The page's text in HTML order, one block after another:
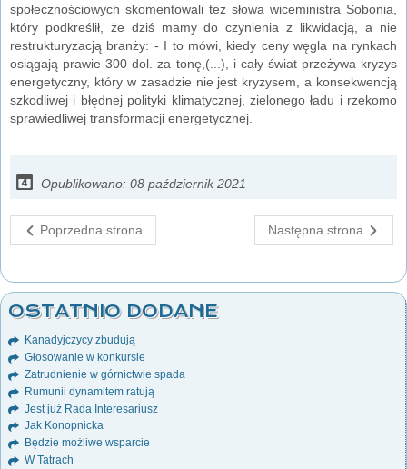
społecznościowych skomentowali też słowa wiceministra Sobonia,
który podkreślił, że dziś mamy do czynienia z likwidacją, a nie
restrukturyzacją branży: - I to mówi, kiedy ceny węgla na rynkach
osiągają prawie 300 dol. za tonę,(...), i cały świat przeżywa kryzys
energetyczny, który w zasadzie nie jest kryzysem, a konsekwencją
szkodliwej i błędnej polityki klimatycznej, zielonego ładu i rzekomo
sprawiedliwej transformacji energetycznej.
Opublikowano: 08 październik 2021
Poprzedna strona Następna strona
OSTATNIO DODANE
Kanadyjczycy zbudują
Głosowanie w konkursie
Zatrudnienie w górnictwie spada
Rumunii dynamitem ratują
Jest już Rada Interesariusz
Jak Konopnicka
Będzie możliwe wsparcie
W Tatrach